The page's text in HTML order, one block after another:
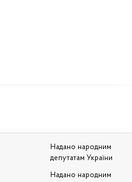
Надано народним
депутатам України
Надано народним